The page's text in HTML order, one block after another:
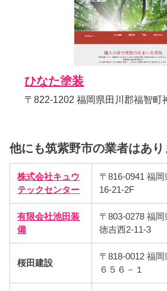
ひなた塗装
〒822-1202 福岡県田川郡福智町
他にも筑紫野市の業者はあり
株式会社キュウ
テックセンター
〒816-0941 福
16-21-2F
有限会社池田装
備
〒803-0278 福
徳吉西2-11-3
桜田建設
〒818-0012 福
６５６－１